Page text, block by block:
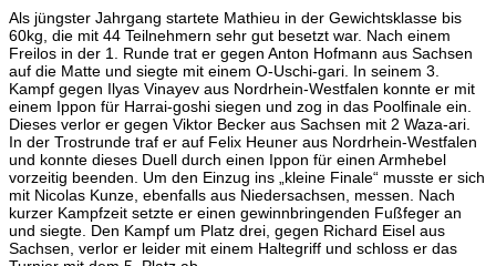
Als jüngster Jahrgang startete Mathieu in der Gewichtsklasse bis
60kg, die mit 44 Teilnehmern sehr gut besetzt war. Nach einem
Freilos in der 1. Runde trat er gegen Anton Hofmann aus Sachsen
auf die Matte und siegte mit einem O-Uschi-gari. In seinem 3.
Kampf gegen Ilyas Vinayev aus Nordrhein-Westfalen konnte er mit
einem Ippon für Harrai-goshi siegen und zog in das Poolfinale ein.
Dieses verlor er gegen Viktor Becker aus Sachsen mit 2 Waza-ari.
In der Trostrunde traf er auf Felix Heuner aus Nordrhein-Westfalen
und konnte dieses Duell durch einen Ippon für einen Armhebel
vorzeitig beenden. Um den Einzug ins „kleine Finale“ musste er sich
mit Nicolas Kunze, ebenfalls aus Niedersachsen, messen. Nach
kurzer Kampfzeit setzte er einen gewinnbringenden Fußfeger an
und siegte. Den Kampf um Platz drei, gegen Richard Eisel aus
Sachsen, verlor er leider mit einem Haltegriff und schloss er das